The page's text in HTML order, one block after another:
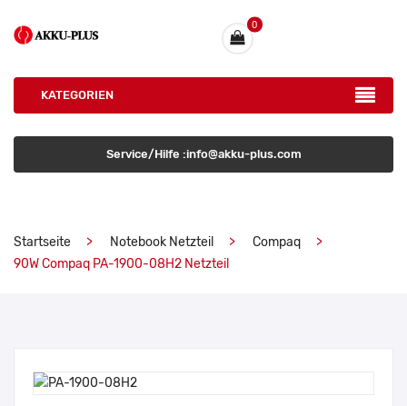
0
KATEGORIEN
Service/Hilfe :info@akku-plus.com
Startseite Notebook Netzteil
Compaq
90W Compaq PA-1900-08H2 Netzteil